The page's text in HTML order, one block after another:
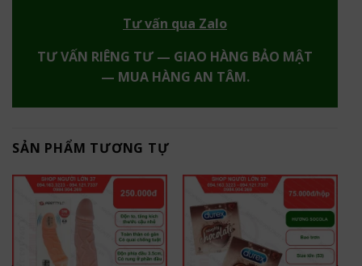
Tư vấn qua Zalo
TƯ VẤN RIÊNG TƯ — GIAO HÀNG BẢO MẬT
— MUA HÀNG AN TÂM.
SẢN PHẨM TƯƠNG TỰ